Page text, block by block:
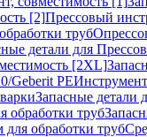
[2]Прессовый
труб
детали для
[2XL]
Geberit PE
Запасные детали
обработки труб
обработки труб